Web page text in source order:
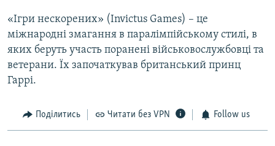
«Ігри нескорених» (Invictus Games) – це
міжнародні змагання в паралімпійському стилі, в
яких беруть участь поранені військовослужбовці та
ветерани. Їх започаткував британський принц
Гаррі.
Поділитись Читати без VPN Follow us